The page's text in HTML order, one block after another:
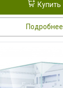
Купить
Подробнее